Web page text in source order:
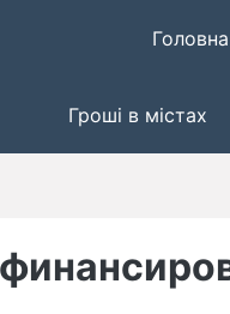
Головна
Гроші в містах